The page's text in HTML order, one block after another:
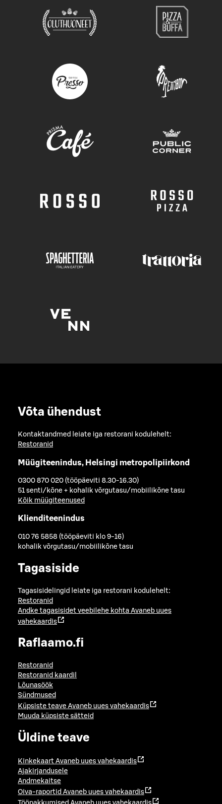
Võta ühendust
Kontaktandmed leiate iga restorani kodulehelt:
Restoranid
Müügiteenindus, Helsingi metropolipiirkond
0300 870 020 (tööpäeviti 8.30-16.30)
51 senti/kõne + kohalik võrgutasu/mobiilikõne tasu
Kõik müügiteenused
Klienditeenindus
010 76 5858 (tööpäeviti klo 9-16)
kohalik võrgutasu/mobiilikõne tasu
Tagasiside
Tagasisidelingid leiate iga restorani kodulehelt:
Restoranid
Andke tagasisidet veebilehe kohta Avaneb uues
vahekaardis
Raflaamo.fi
Restoranid
Restoranid kaardil
Lõunasöök
Sündmused
Küpsiste teave Avaneb uues vahekaardis
Muuda küpsiste sätteid
Üldine teave
Kinkekaart Avaneb uues vahekaardis
Ajakirjandusele
Andmekaitse
Oiva-raportid Avaneb uues vahekaardis